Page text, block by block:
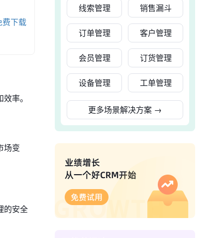
费下载
率。
场变
的安全
线索管理 销售漏斗
订单管理 客户管理
会员管理 订货管理
设备管理 工单管理
更多场景解决方案 →